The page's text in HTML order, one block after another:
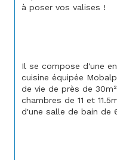
à poser vos valises !
Il se compose d'une
cuisine équipée
de vie de près de
chambres de 11 et
d'une salle de bain de